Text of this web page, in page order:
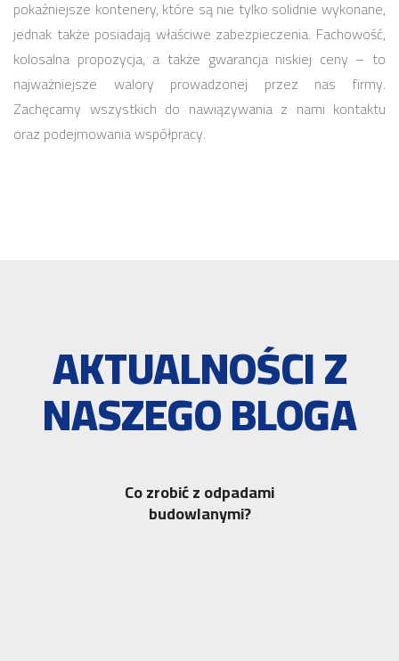
pokaźniejsze kontenery, które są nie tylko solidnie wykonane,
jednak także posiadają właściwe zabezpieczenia. Fachowość,
kolosalna propozycja, a także gwarancja niskiej ceny – to
najważniejsze walory prowadzonej przez nas firmy.
Zachęcamy wszystkich do nawiązywania z nami kontaktu
oraz podejmowania współpracy.
AKTUALNOŚCI Z
NASZEGO BLOGA
Co zrobić z odpadami
budowlanymi?